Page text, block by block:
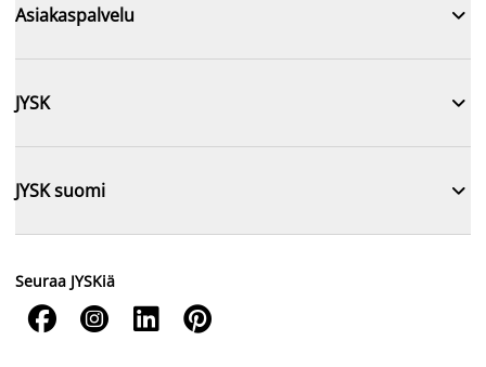
Asiakaspalvelu 
JYSK 
JYSK suomi 
Seuraa JYSKiä
   